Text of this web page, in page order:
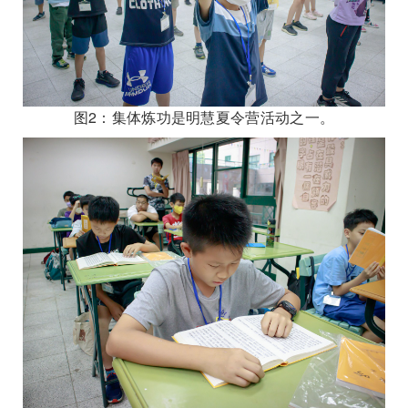
图2：集体炼功是明慧夏令营活动之一。